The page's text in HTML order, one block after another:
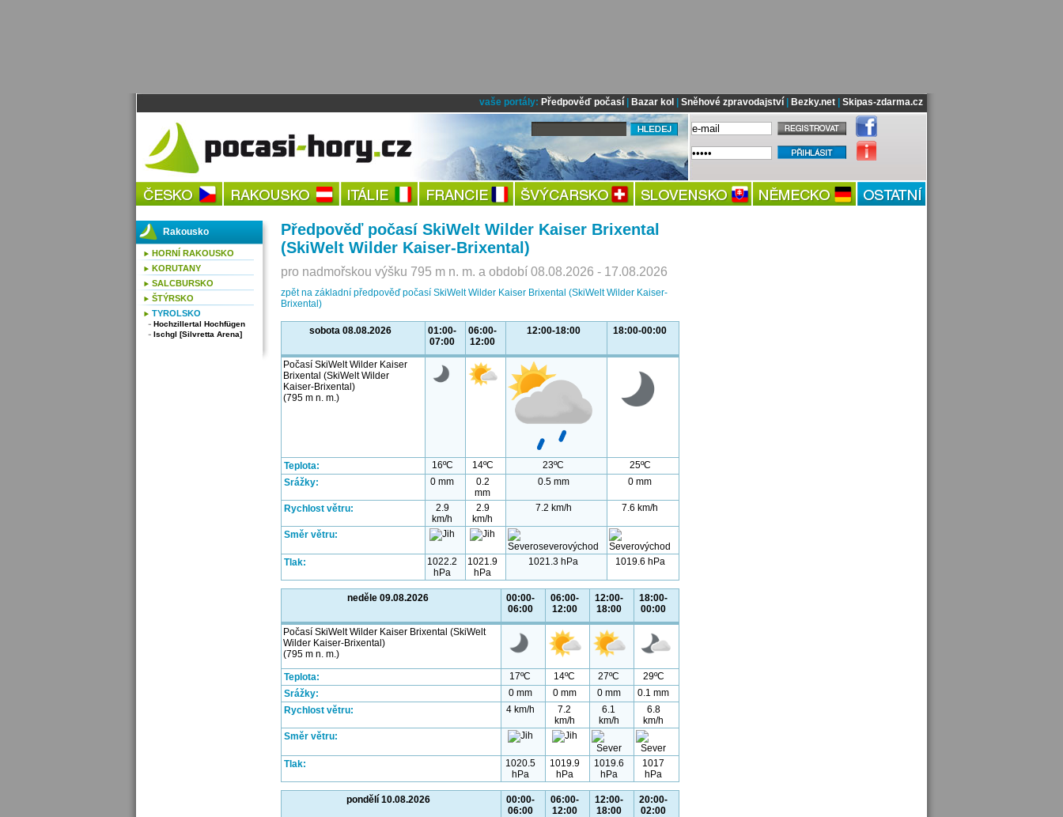
vaše portály: Předpověď počasí| Bazar kol Sněhové zpravodajství| Bezky.net| Skipas-zdarma.cz
Předpověď počasí SkiWelt Wilder Kaiser Brixental
(SkiWelt Wilder Kaiser-Brixental)
pro nadmořskou výšku 795 m n. m. a období 08.08.2026 - 17.08.2026
zpět na základní předpověď počasí SkiWelt Wilder Kaiser Brixental (SkiWelt Wilder Kaiser-
Brixental)
sobota 08.08.2026
01:00-
07:00
06:00-
12:00
12:00-18:00 18:00-00:00
Počasí SkiWelt Wilder Kaiser
Brixental (SkiWelt Wilder
Kaiser-Brixental)
(795 m n. m.)
Teplota: 16ºC 14ºC 23ºC
25ºC
Srážky:
0 mm
0.2
mm
0.5 mm 0 mm
Rychlost větru:
2.9
km/h
2.9
km/h
7.2 km/h 7.6 km/h
Směr větru:
Tlak:
1022.2
hPa
1021.9
hPa
1021.3 hPa 1019.6 hPa
neděle 09.08.2026
00:00-
06:00
06:00-
12:00
12:00-
18:00
18:00-
00:00
Počasí SkiWelt Wilder Kaiser Brixental (SkiWelt
Wilder Kaiser-Brixental)
(795 m n. m.)
Teplota: 17ºC 14ºC 27ºC
29ºC
Srážky:
0 mm 0 mm 0 mm
0.1 mm
Rychlost větru:
4 km/h
7.2
km/h
6.1
km/h
6.8
km/h
Směr větru:
Tlak:
1020.5
hPa
1019.9
hPa
1019.6
hPa
1017
hPa
pondělí 10.08.2026
00:00-
06:00
06:00-
12:00
12:00-
18:00
20:00-
02:00
Rakousko
HORNÍ RAKOUSKO
KORUTANY
SALCBURSKO
ŠTÝRSKO
TYROLSKO
Hochzillertal Hochfügen
Ischgl [Silvretta Arena]